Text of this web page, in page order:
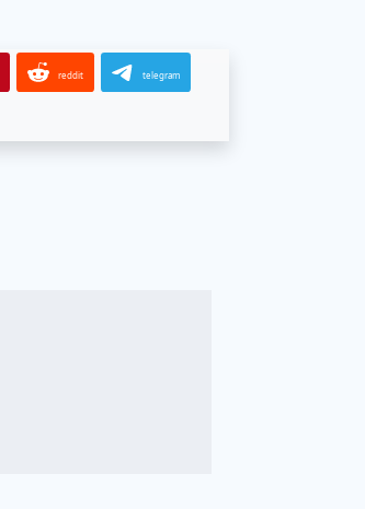
reddit telegram